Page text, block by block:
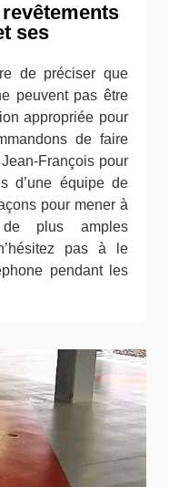
ses
de préciser que
peuvent pas être
appropriée pour
de faire
François pour
d’une équipe de
pour mener à
plus amples
pas à le
pendant les